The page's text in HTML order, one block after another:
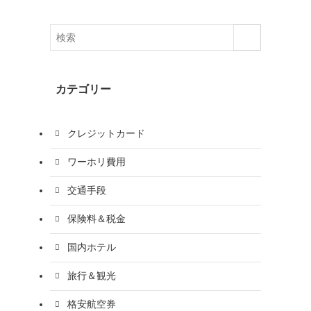
カテゴリー
クレジットカード
ワーホリ費用
交通手段
保険料＆税金
国内ホテル
旅行＆観光
格安航空券